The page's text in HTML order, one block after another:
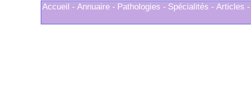
Accueil - Annuaire - Pathologies - Spécialités - Articles -